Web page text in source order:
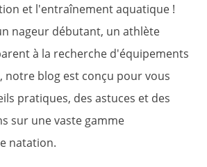
et l'entraînement aquatique !
nageur débutant, un athlète
à la recherche d'équipements
notre blog est conçu pour vous
pratiques, des astuces et des
sur une vaste gamme
natation.